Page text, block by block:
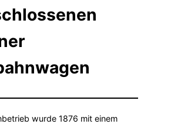
wurde 1876 mit einem